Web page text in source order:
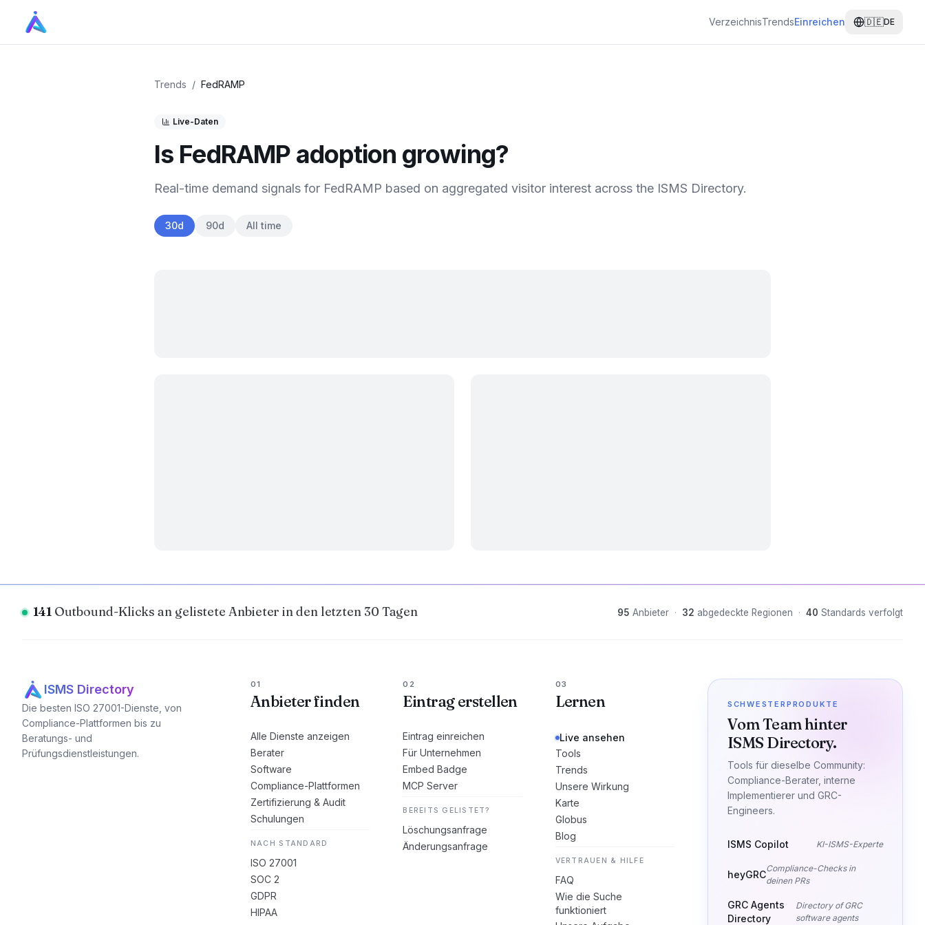
VerzeichnisTrendsEinreichen 🇩🇪DE
Trends / FedRAMP
Live-Daten
Is FedRAMP adoption growing?
Real-time demand signals for FedRAMP based on aggregated visitor interest across the ISMS Directory.
30d 90d All time
141 Outbound-Klicks an gelistete Anbieter in den letzten 30 Tagen 95 Anbieter · 32 abgedeckte Regionen · 40 Standards verfolgt
ISMS Directory
Die besten ISO 27001-Dienste, von
Compliance-Plattformen bis zu
Beratungs- und
Prüfungsdienstleistungen.
01
Anbieter finden
Alle Dienste anzeigen
Berater
Software
Compliance-Plattformen
Zertifizierung & Audit
Schulungen
NACH STANDARD
ISO 27001
SOC 2
GDPR
HIPAA
02
Eintrag erstellen
Eintrag einreichen
Für Unternehmen
Embed Badge
MCP Server
BEREITS GELISTET?
Löschungsanfrage
Änderungsanfrage
03
Lernen
Live ansehen
Tools
Trends
Unsere Wirkung
Karte
Globus
Blog
VERTRAUEN & HILFE
FAQ
Wie die Suche
funktioniert
SCHWESTERPRODUKTE
Vom Team hinter
ISMS Directory.
Tools für dieselbe Community:
Compliance-Berater, interne
Implementierer und GRC-
Engineers.
ISMS Copilot KI-ISMS-Experte
heyGRC
Compliance-Checks in
deinen PRs
GRC Agents
Directory
Directory of GRC
software agents